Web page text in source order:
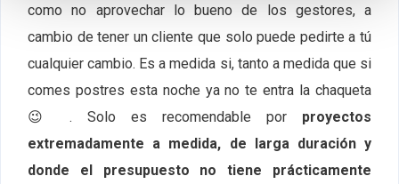
como no aprovechar lo bueno de los gestores, a
cambio de tener un cliente que solo puede pedirte a tú
cualquier cambio. Es a medida si, tanto a medida que si
comes postres esta noche ya no te entra la chaqueta
😉 . Solo es recomendable por proyectos
extremadamente a medida, de larga duración y
donde el presupuesto no tiene prácticamente